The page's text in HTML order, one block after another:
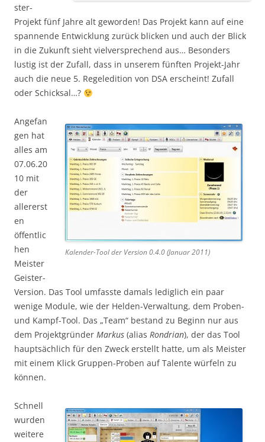
ster-
Projekt fünf Jahre alt geworden! Das Projekt kann auf eine
spannende Entwicklung zurück blicken und auch der Blick
in die Zukunft sieht vielversprechend aus… Besonders
lustig ist der Zufall, dass in unserem fünften Projekt-Jahr
auch die neue 5. Regeledition von DSA erscheint! Zufall
oder Schicksal…?
Kalender-Tool der Version 0.4.0 (Januar 2011)
Angefan
gen hat
alles am
07.06.20
10 mit
der
allererst
en
öffentlic
hen
Meister
Geister-
Version. Das Tool umfasste damals lediglich ein paar
wenige Module, wie der Helden-Verwaltung, dem Proben-
und Kampf-Tool. Das „Team“ bestand zu Beginn nur aus
dem Projektgründer Markus (alias Rondrian), der das Tool
hauptsächlich für den Zweck erstellt hatte, um als Meister
mit einem Klick Gruppen-Proben auf Talente würfeln zu
können.
Schnell
wurden
weitere